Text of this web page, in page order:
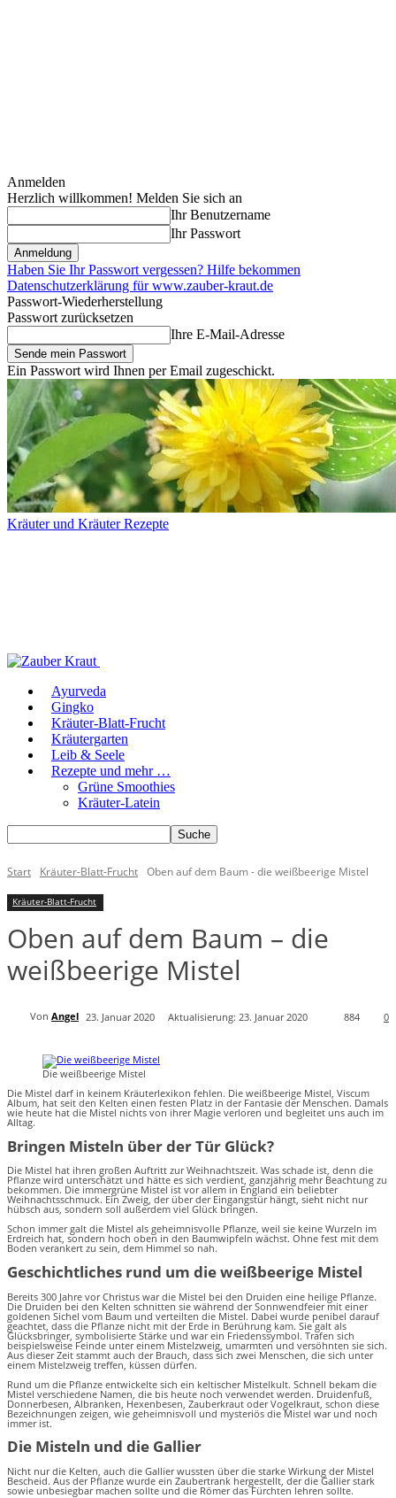
Anmelden
Herzlich willkommen! Melden Sie sich an
Ihr Benutzername
Ihr Passwort
Haben Sie Ihr Passwort vergessen? Hilfe bekommen
Datenschutzerklärung für www.zauber-kraut.de
Passwort-Wiederherstellung
Passwort zurücksetzen
Ihre E-Mail-Adresse
Ein Passwort wird Ihnen per Email zugeschickt.
Kräuter und Kräuter Rezepte
Ayurveda
Gingko
Kräuter-Blatt-Frucht
Kräutergarten
Leib & Seele
Rezepte und mehr …
Grüne Smoothies
Kräuter-Latein
Start Kräuter-Blatt-Frucht Oben auf dem Baum - die weißbeerige Mistel
Kräuter-Blatt-Frucht
Oben auf dem Baum – die
weißbeerige Mistel
Von Angel 23. Januar 2020 Aktualisierung: 23. Januar 2020 0
884
Die weißbeerige Mistel
Die Mistel darf in keinem Kräuterlexikon fehlen. Die weißbeerige Mistel, Viscum
Album, hat seit den Kelten einen festen Platz in der Fantasie der Menschen. Damals
wie heute hat die Mistel nichts von ihrer Magie verloren und begleitet uns auch im
Alltag.
Bringen Misteln über der Tür Glück?
Die Mistel hat ihren großen Auftritt zur Weihnachtszeit. Was schade ist, denn die
Pflanze wird unterschätzt und hätte es sich verdient, ganzjährig mehr Beachtung zu
bekommen. Die immergrüne Mistel ist vor allem in England ein beliebter
Weihnachtsschmuck. Ein Zweig, der über der Eingangstür hängt, sieht nicht nur
hübsch aus, sondern soll außerdem viel Glück bringen.
Schon immer galt die Mistel als geheimnisvolle Pflanze, weil sie keine Wurzeln im
Erdreich hat, sondern hoch oben in den Baumwipfeln wächst. Ohne fest mit dem
Boden verankert zu sein, dem Himmel so nah.
Geschichtliches rund um die weißbeerige Mistel
Bereits 300 Jahre vor Christus war die Mistel bei den Druiden eine heilige Pflanze.
Die Druiden bei den Kelten schnitten sie während der Sonnwendfeier mit einer
goldenen Sichel vom Baum und verteilten die Mistel. Dabei wurde penibel darauf
geachtet, dass die Pflanze nicht mit der Erde in Berührung kam. Sie galt als
Glücksbringer, symbolisierte Stärke und war ein Friedenssymbol. Trafen sich
beispielsweise Feinde unter einem Mistelzweig, umarmten und versöhnten sie sich.
Aus dieser Zeit stammt auch der Brauch, dass sich zwei Menschen, die sich unter
einem Mistelzweig treffen, küssen dürfen.
Rund um die Pflanze entwickelte sich ein keltischer Mistelkult. Schnell bekam die
Mistel verschiedene Namen, die bis heute noch verwendet werden. Druidenfuß,
Donnerbesen, Albranken, Hexenbesen, Zauberkraut oder Vogelkraut, schon diese
Bezeichnungen zeigen, wie geheimnisvoll und mysteriös die Mistel war und noch
immer ist.
Die Misteln und die Gallier
Nicht nur die Kelten, auch die Gallier wussten über die starke Wirkung der Mistel
Bescheid. Aus der Pflanze wurde ein Zaubertrank hergestellt, der die Gallier stark
sowie unbesiegbar machen sollte und die Römer das Fürchten lehren sollte.